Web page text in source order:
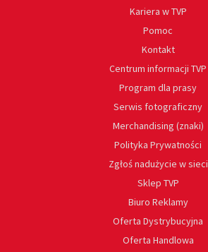
Kariera w TVP
Pomoc
Kontakt
Centrum informacji TVP
Program dla prasy
Serwis fotograficzny
Merchandising (znaki)
Polityka Prywatności
Zgłoś nadużycie w sieci
Sklep TVP
Biuro Reklamy
Oferta Dystrybucyjna
Oferta Handlowa